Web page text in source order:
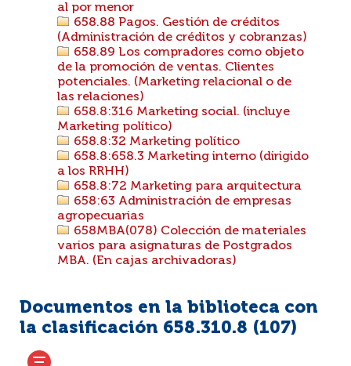
al por menor
658.88 Pagos. Gestión de créditos
(Administración de créditos y cobranzas)
658.89 Los compradores como objeto
de la promoción de ventas. Clientes
potenciales. (Marketing relacional o de
las relaciones)
658.8:316 Marketing social. (incluye
Marketing político)
658.8:32 Marketing político
658.8:658.3 Marketing interno (dirigido
a los RRHH)
658.8:72 Marketing para arquitectura
658:63 Administración de empresas
agropecuarias
658MBA(078) Colección de materiales
varios para asignaturas de Postgrados
MBA. (En cajas archivadoras)
Documentos en la biblioteca con
la clasificación 658.310.8 (107)